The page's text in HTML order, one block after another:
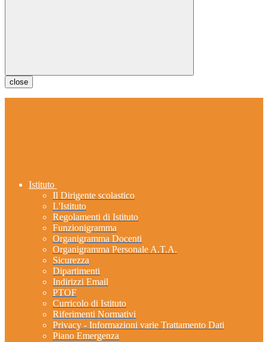
close
Istituto
Il Dirigente scolastico
L'Istituto
Regolamenti di Istituto
Funzionigramma
Organigramma Docenti
Organigramma Personale A.T.A.
Sicurezza
Dipartimenti
Indirizzi Email
PTOF
Curricolo di Istituto
Riferimenti Normativi
Privacy - Informazioni varie Trattamento Dati
Piano Emergenza